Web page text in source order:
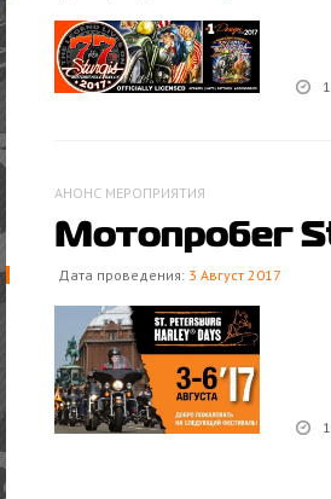
АНОНС МЕРОПРИЯТИЯ
Мотопробег
Дата проведения: 3 Август 2017